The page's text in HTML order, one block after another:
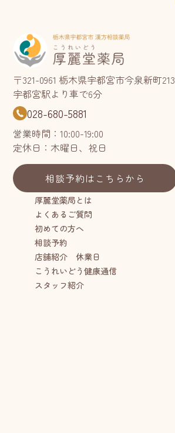
〒321-0961 栃木県宇都宮市今泉新町213
宇都宮駅より車で6分
028-680-5881
営業時間：10:00-19:00
定休日：木曜日、祝日
相談予約はこちらから
厚麗堂薬局とは
よくあるご質問
初めての方へ
相談予約
店舗紹介 休業日
こうれいどう健康通信
スタッフ紹介